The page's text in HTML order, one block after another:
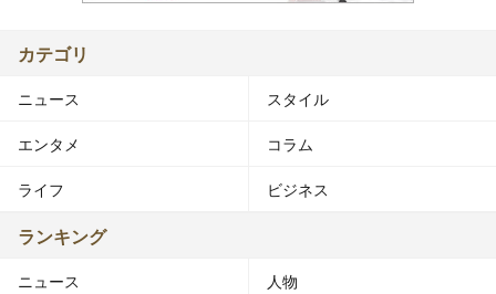
カテゴリ
ニュース スタイル
エンタメ コラム
ライフ ビジネス
ランキング
ニュース 人物